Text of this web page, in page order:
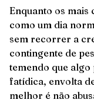
Enquanto os mais
como um dia
sem recorrer a
contingente de
temendo que
fatídica, envolta
melhor é não